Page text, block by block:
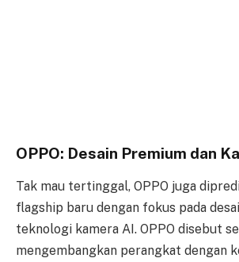
OPPO: Desain Premium dan
Tak mau tertinggal, OPPO juga
flagship baru dengan fokus pada
teknologi kamera AI. OPPO disebut
mengembangkan perangkat dengan